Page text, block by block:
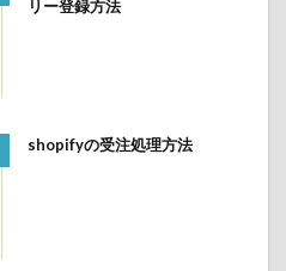
リー登録方法
shopifyの受注処理方法